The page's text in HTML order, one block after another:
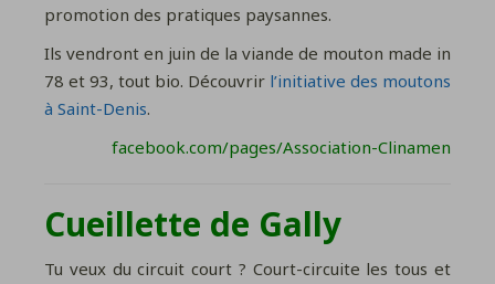
promotion des pratiques paysannes.
Ils vendront en juin de la viande de mouton made in
78 et 93, tout bio. Découvrir l’initiative des moutons
à Saint-Denis.
facebook.com/pages/Association-Clinamen
Cueillette de Gally
Tu veux du circuit court ? Court-circuite les tous et